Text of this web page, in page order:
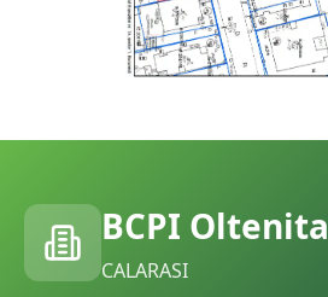
BCPI Oltenita
CALARASI